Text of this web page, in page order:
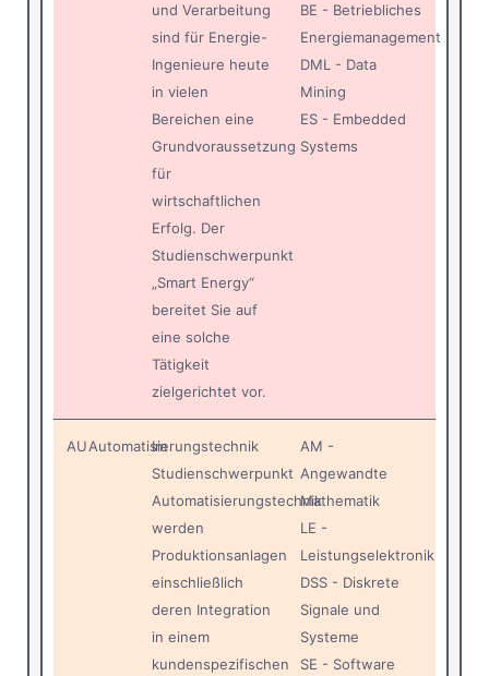
und Verarbeitung
sind für Energie-
Ingenieure heute
in vielen
Bereichen eine
Grundvoraussetzung
für
wirtschaftlichen
Erfolg. Der
Studienschwerpunkt
„Smart Energy“
bereitet Sie auf
eine solche
Tätigkeit
zielgerichtet vor.
BE - Betriebliches
Energiemanagement
DML - Data
Mining
ES - Embedded
Systems
AUAutomatisierungstechnik
Im
Studienschwerpunkt
Automatisierungstechnik
werden
Produktionsanlagen
einschließlich
deren Integration
in einem
kundenspezifischen
AM -
Angewandte
Mathematik
LE -
Leistungselektronik
DSS - Diskrete
Signale und
Systeme
SE - Software